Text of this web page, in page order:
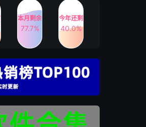
本月剩余
77.7%
今年还剩
40.0%